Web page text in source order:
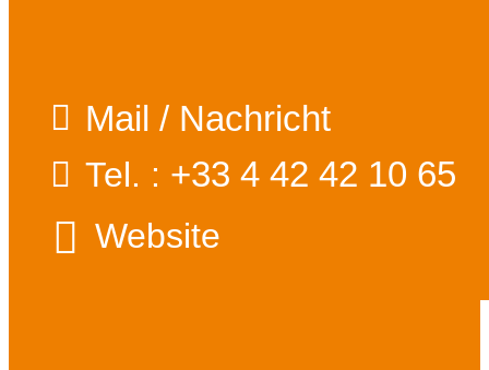
Mail / Nachricht
Tel. : +33 4 42 42 10 65
Website